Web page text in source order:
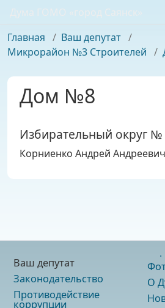
Дума ГОМО «город Саянск»
Главная / Ваш депутат /
Микрорайон №3 Строителей /
Дом №8
Избирательный округ №
Корниенко Андрей Андреевич
Ваш депутат
Законодательство
Противодействие
коррупции
О